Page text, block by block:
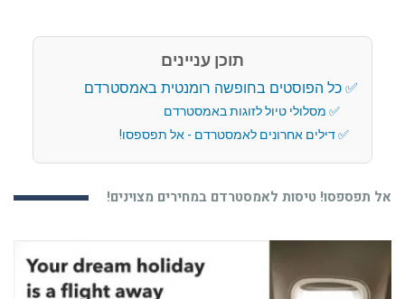
תוכן עניינים
כל הפוסטים בחופשה רומנטית באמסטרדם
מסלולי טיול לזוגות באמסטרדם
דילים אחרונים לאמסטרדם - אל תפספסו!
אל תפספסו! טיסות לאמסטרדם במחירים מצוינים!